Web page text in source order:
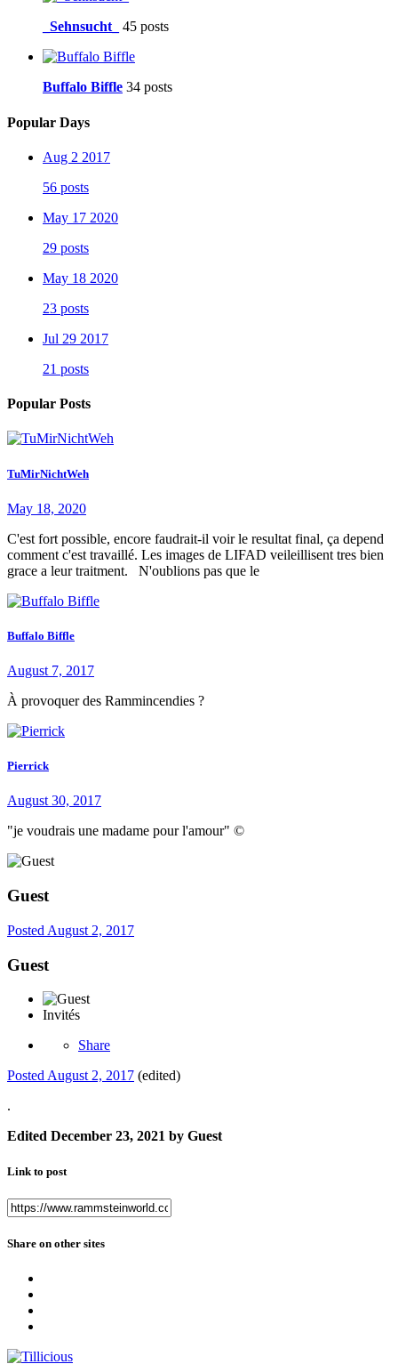
_Sehnsucht_ 45 posts
Buffalo Biffle 34 posts
Popular Days
Aug 2 2017
56 posts
May 17 2020
29 posts
May 18 2020
23 posts
Jul 29 2017
21 posts
Popular Posts
TuMirNichtWeh
May 18, 2020
C'est fort possible, encore faudrait-il voir le resultat final, ça depend
comment c'est travaillé. Les images de LIFAD veileillisent tres bien
grace a leur traitment. N'oublions pas que le
Buffalo Biffle
August 7, 2017
À provoquer des Rammincendies ?
Pierrick
August 30, 2017
"je voudrais une madame pour l'amour" ©
Guest
Posted August 2, 2017
Guest
Invités
Share
Posted August 2, 2017 (edited)
.
Edited December 23, 2021 by Guest
Link to post
Share on other sites